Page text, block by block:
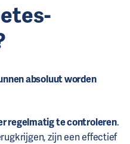
absoluut worden
regelmatig te controleren.
zijn een effectief